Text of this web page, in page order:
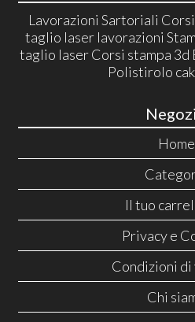
Lavorazioni Sartoriali
taglio laser lavorazioni
taglio laser Corsi stampa
Polistirolo
Home
Il tuo
Privacy e
Condizioni
Chi